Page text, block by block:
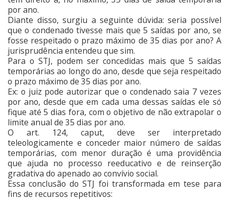
por ano.
Diante disso, surgiu a seguinte dúvida: seria possível
que o condenado tivesse mais que 5 saídas por ano, se
fosse respeitado o prazo máximo de 35 dias por ano? A
jurisprudência entendeu que sim.
Para o STJ, podem ser concedidas mais que 5 saídas
temporárias ao longo do ano, desde que seja respeitado
o prazo máximo de 35 dias por ano.
Ex: o juiz pode autorizar que o condenado saia 7 vezes
por ano, desde que em cada uma dessas saídas ele só
fique até 5 dias fora, com o objetivo de não extrapolar o
limite anual de 35 dias por ano.
O art. 124, caput, deve ser interpretado
teleologicamente e conceder maior número de saídas
temporárias, com menor duração é uma providência
que ajuda no processo reeducativo e de reinserção
gradativa do apenado ao convívio social.
Essa conclusão do STJ foi transformada em tese para
fins de recursos repetitivos: